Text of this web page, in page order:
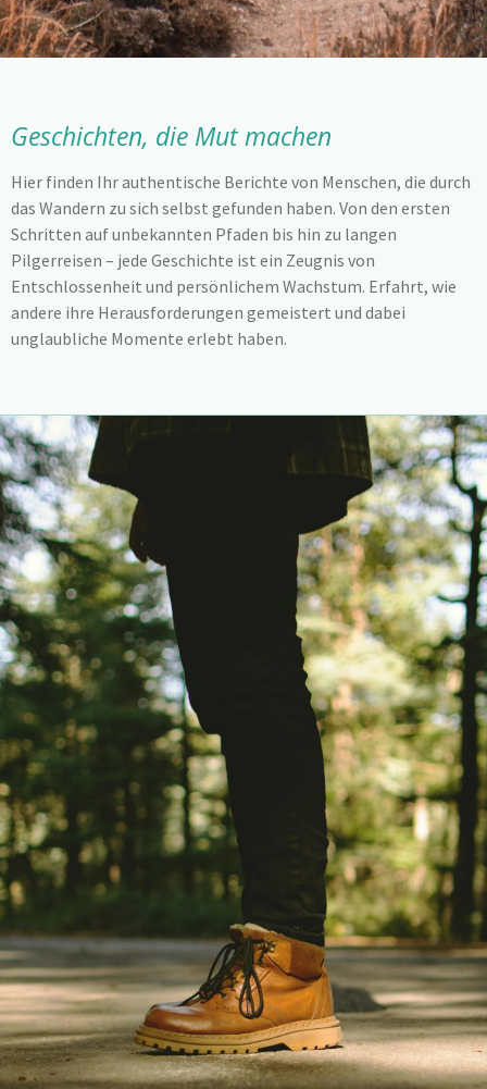
Geschichten, die Mut machen
Hier finden Ihr authentische Berichte von Menschen, die durch
das Wandern zu sich selbst gefunden haben. Von den ersten
Schritten auf unbekannten Pfaden bis hin zu langen
Pilgerreisen – jede Geschichte ist ein Zeugnis von
Entschlossenheit und persönlichem Wachstum. Erfahrt, wie
andere ihre Herausforderungen gemeistert und dabei
unglaubliche Momente erlebt haben.